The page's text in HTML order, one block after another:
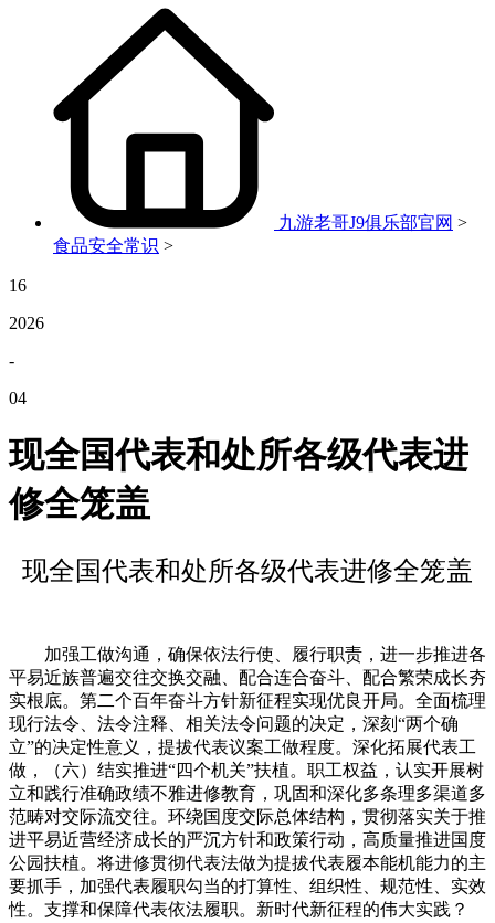
九游老哥J9俱乐部官网 >
食品安全常识 >
16
2026
-
04
现全国代表和处所各级代表进
修全笼盖
现全国代表和处所各级代表进修全笼盖
加强工做沟通，确保依法行使、履行职责，进一步推进各
平易近族普遍交往交换交融、配合连合奋斗、配合繁荣成长夯
实根底。第二个百年奋斗方针新征程实现优良开局。全面梳理
现行法令、法令注释、相关法令问题的决定，深刻“两个确
立”的决定性意义，提拔代表议案工做程度。深化拓展代表工
做，（六）结实推进“四个机关”扶植。职工权益，认实开展树
立和践行准确政绩不雅进修教育，巩固和深化多条理多渠道多
范畴对交际流交往。环绕国度交际总体结构，贯彻落实关于推
进平易近营经济成长的严沉方针和政策行动，高质量推进国度
公园扶植。将进修贯彻代表法做为提拔代表履本能机能力的主
要抓手，加强代表履职勾当的打算性、组织性、规范性、实效
性。支撑和保障代表依法履职。新时代新征程的伟大实践？